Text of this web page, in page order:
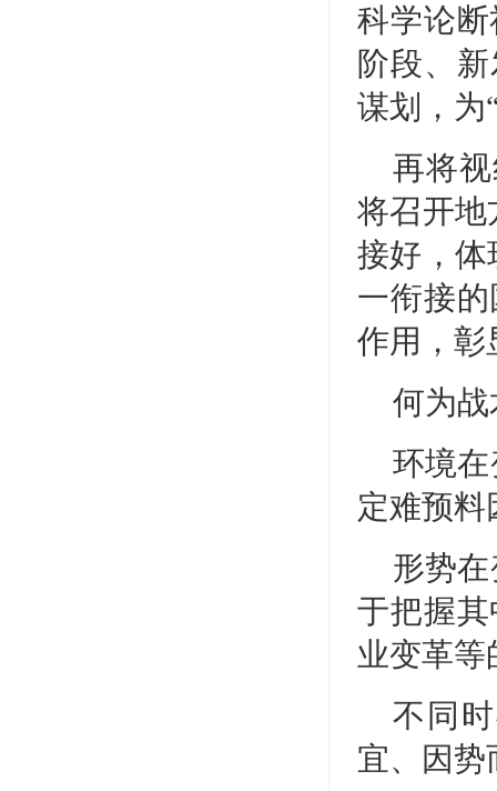
科学论
阶段、
谋划，为
再将
将召开地
接好，体
一衔接
作用，彰
何为
环境
定难预料
形势
于把握
业变革等
不同
宜、因势